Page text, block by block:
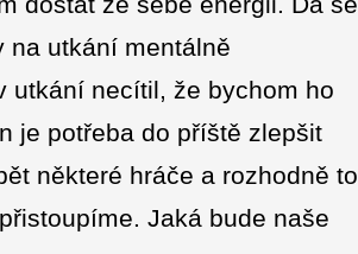
na utkání mentálně
utkání necítil, že bychom ho
je potřeba do příště zlepšit
některé hráče a rozhodně to
Jaká bude naše